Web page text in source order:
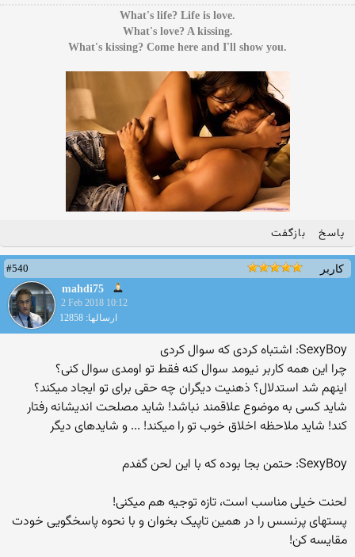
.What's life? Life is love
.What's love? A kissing
.What's kissing? Come here and I'll show you
پاسخ بازگفت
کاربر
#540
mahdi75
2 Feb 2018 10:12
ارسالها: 12858
SexyBoy: اشتباه کردی که سوال کردی
چرا این همه کاربر نیومد سوال کنه فقط تو اومدی سوال کنی؟
اینهم شد استدلال؟ ذهنیت دیگران چه حقی برای تو ایجاد میکند؟
شاید کسی به موضوع علاقمند نباشد! شاید مصلحت اندیشانه رفتار
کند! شاید ملاحظه اخلاق خوب تو را میکند! ... و شایدهای دیگر
SexyBoy: حتمن بجا بوده که با این لحن گفدم
لحنت خیلی مناسب است، تازه توجیه هم میکنی!
پستهای پرنسس را در همین تاپیک بخوان و با نحوه پاسخگویی خودت
مقایسه کن!